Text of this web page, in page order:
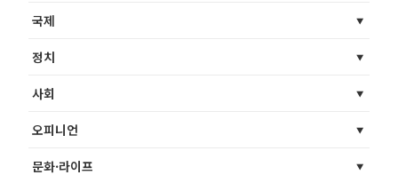
국제
정치
사회
오피니언
문화·라이프